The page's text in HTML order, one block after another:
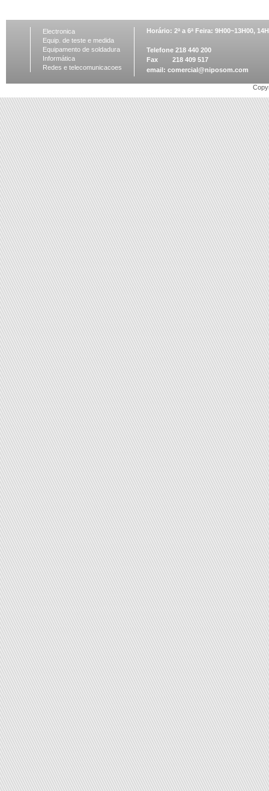
Electronica
Equip. de teste e medida
Equipamento de soldadura
Informática
Redes e telecomunicacoes
Horário: 2ª a 6ª Feira: 9H00~13H00,
Telefone 218 440 200
Fax 218 409 517
email: comercial@niposom.com